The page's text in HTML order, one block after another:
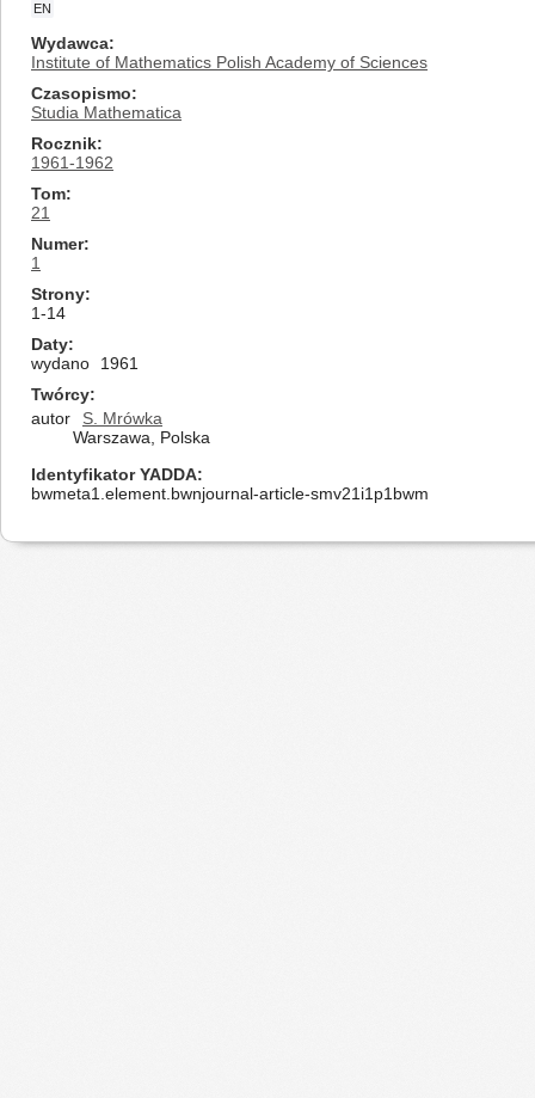
EN
Wydawca
Institute of Mathematics Polish Academy of Sciences
Czasopismo
Studia Mathematica
Rocznik
1961-1962
Tom
21
Numer
1
Strony
1-14
Daty
wydano
1961
Twórcy
autor
S. Mrówka
Warszawa, Polska
Identyfikator YADDA
bwmeta1.element.bwnjournal-article-smv21i1p1bwm